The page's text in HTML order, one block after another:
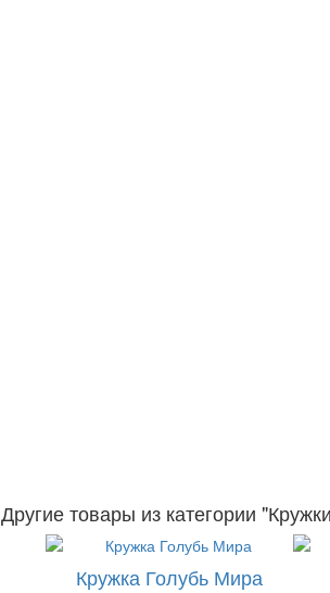
Другие товары из категории
Кружка Голубь Мира